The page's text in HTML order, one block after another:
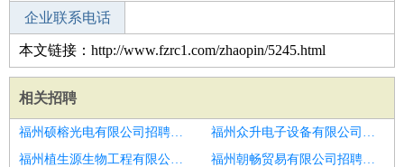
企业联系电话
本文链接：http://www.fzrc1.com/zhaopin/5245.html
相关招聘
福州硕榕光电有限公司招聘培训主管
福州众升电子设备有限公司招聘培训专员
福州植生源生物工程有限公司招聘培训主管
福州朝畅贸易有限公司招聘人资专员